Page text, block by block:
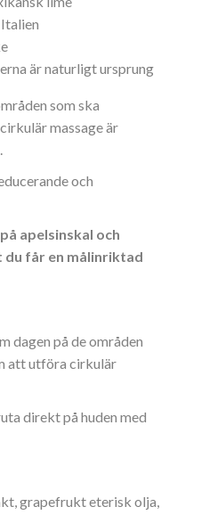
är naturligt ursprung
som ska
massage är
och
apelsinskal och
får en målinriktad
dagen på de områden
att utföra cirkulär
direkt på huden med
grapefrukt eterisk olja,